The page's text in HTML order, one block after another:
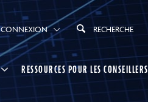
CONNEXION RECHERCHE
RESSOURCES POUR LES CONSEILLERS